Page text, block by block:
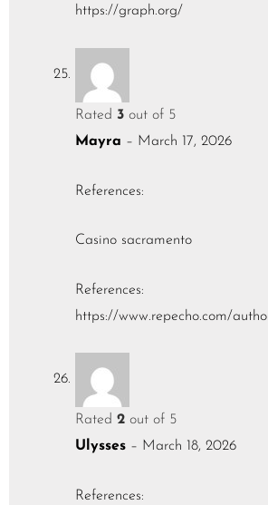
https://graph.org/
Rated 3 out of 5
Mayra – March 17, 2026
References:
Casino sacramento
References:
https://www.repecho.com/
Rated 2 out of 5
Ulysses – March 18, 2026
References: